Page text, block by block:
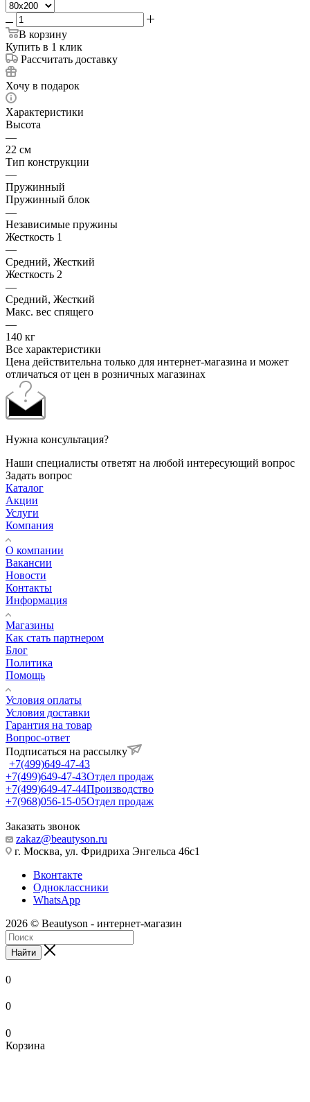
В корзину
Купить в 1 клик
Рассчитать доставку
Хочу в подарок
Характеристики
Высота
—
22 см
Тип конструкции
—
Пружинный
Пружинный блок
—
Независимые пружины
Жесткость 1
—
Средний, Жесткий
Жесткость 2
—
Средний, Жесткий
Макс. вес спящего
—
140 кг
Все характеристики
Цена действительна только для интернет-магазина и может
отличаться от цен в розничных магазинах
Нужна консультация?
Наши специалисты ответят на любой интересующий вопрос
Задать вопрос
Каталог
Акции
Услуги
Компания
О компании
Вакансии
Новости
Контакты
Информация
Магазины
Как стать партнером
Блог
Политика
Помощь
Условия оплаты
Условия доставки
Гарантия на товар
Вопрос-ответ
Подписаться на рассылку
+7(499)649-47-43
+7(499)649-47-43Отдел продаж
+7(499)649-47-44Производство
+7(968)056-15-05Отдел продаж
Заказать звонок
zakaz@beautyson.ru
г. Москва, ул. Фридриха Энгельса 46с1
Вконтакте
Одноклассники
WhatsApp
2026 © Beautyson - интернет-магазин
Найти
0
0
0
Корзина